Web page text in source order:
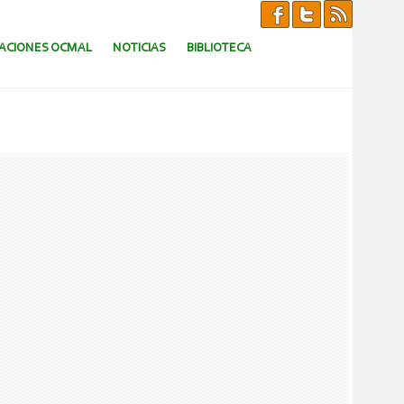
OCMAL NOTICIAS BIBLIOTECA